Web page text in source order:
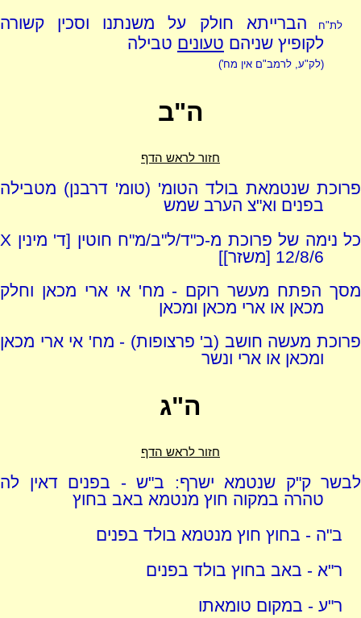
לת"ח הברייתא חולק על משנתנו וסכין קשורה
לקופיץ שניהם טעונים טבילה
(לק"ע, לרמב"ם אין מח')
ה"ב
חזור לראש הדף
פרוכת שנטמאת בולד הטומ' (טומ' דרבנן) מטבילה
בפנים וא"צ הערב שמש
כל נימה של פרוכת מ-כ"ד/ל"ב/מ"ח חוטין [ד' מינין X
12/8/6 [משזר]]
מסך הפתח מעשר רוקם - מח' אי ארי מכאן וחלק
מכאן או ארי מכאן ומכאן
פרוכת מעשה חושב (ב' פרצופות) - מח' אי ארי מכאן
ומכאן או ארי ונשר
ה"ג
חזור לראש הדף
לבשר ק"ק שנטמא ישרף: ב"ש - בפנים דאין לה
טהרה במקוה חוץ מנטמא באב בחוץ
ב"ה - בחוץ חוץ מנטמא בולד בפנים
ר"א - באב בחוץ בולד בפנים
ר"ע - במקום טומאתו